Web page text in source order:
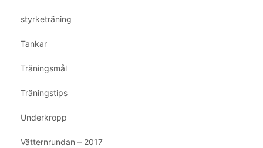
styrketräning
Tankar
Träningsmål
Träningstips
Underkropp
Vätternrundan – 2017